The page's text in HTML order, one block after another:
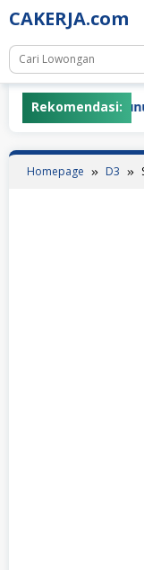
Skip
to
content
CAKERJA.com
Rekomendasi:
PT
Homepage D3